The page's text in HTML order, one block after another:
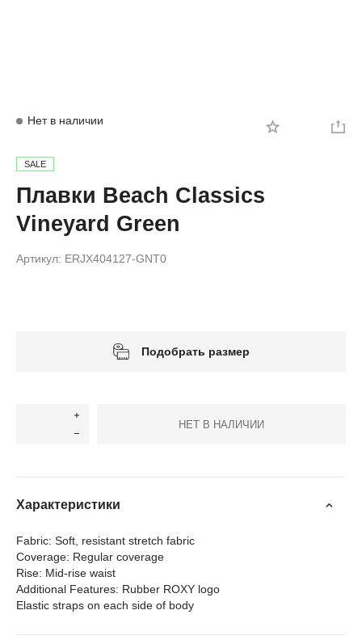
Нет в наличии
SALE
Плавки Beach Classics
Vineyard Green
Артикул: ERJX404127-GNT0
Подобрать размер
НЕТ В НАЛИЧИИ
Характеристики
Fabric: Soft, resistant stretch fabric
Coverage: Regular coverage
Rise: Mid-rise waist
Additional Features: Rubber ROXY logo
Elastic straps on each side of body